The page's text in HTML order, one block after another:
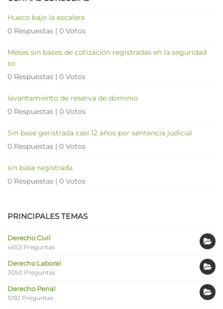
Hueco bajo la escalera
0 Respuestas | 0 Votos
Meses sin bases de cotización registradas en la seguridad
so
0 Respuestas | 0 Votos
levantamiento de reserva de dominio
0 Respuestas | 0 Votos
Sin base geristrada casi 12 años por sentencia judicial
0 Respuestas | 0 Votos
sin base registrada
0 Respuestas | 0 Votos
PRINCIPALES TEMAS
Derecho Civil
4653 Preguntas
Derecho Laboral
3050 Preguntas
Derecho Penal
1092 Preguntas